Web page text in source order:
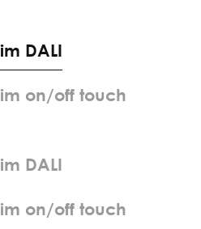
im DALI
on/off touch
im DALI
on/off touch